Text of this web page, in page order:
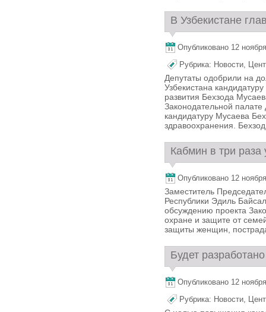
В Узбекистане
Опубликовано 12
Рубрика: Новости,
Депутаты одобрили на
Узбекистана
развития Бехзода
Законодательной
кандидатуру Мусаева
здравоохранения.
Кабмин в три
Опубликовано 12
Заместитель
Республики Эдиль
обсуждению проекта
охране и защите от
защиты женщин,
Будет
Опубликовано 12
Рубрика: Новости,